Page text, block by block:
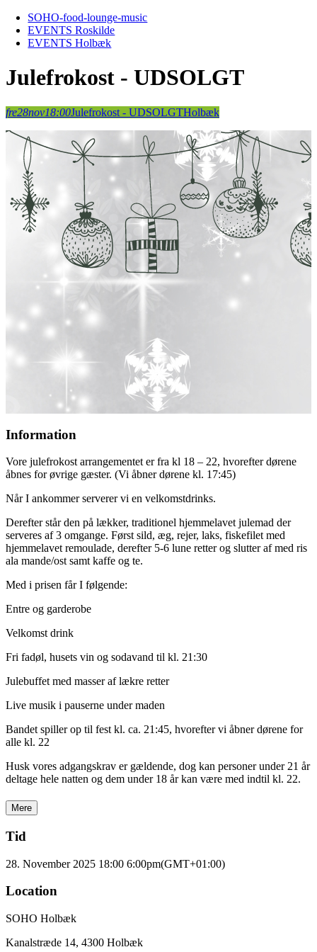
Skip
content
SOHO-food-lounge-music
EVENTS Roskilde
EVENTS Holbæk
Julefrokost - UDSOLGT
fre28nov18:00Julefrokost - UDSOLGTHolbæk
Information
Vore julefrokost arrangementet er fra kl 18 – 22, hvorefter dørene
åbnes for øvrige gæster. (Vi åbner dørene kl. 17:45)
Når I ankommer serverer vi en velkomstdrinks.
Derefter står den på lækker, traditionel hjemmelavet julemad der
serveres af 3 omgange. Først sild, æg, rejer, laks, fiskefilet med
hjemmelavet remoulade, derefter 5-6 lune retter og slutter af med ris
ala mande/ost samt kaffe og te.
Med i prisen får I følgende:
Entre og garderobe
Velkomst drink
Fri fadøl, husets vin og sodavand til kl. 21:30
Julebuffet med masser af lækre retter
Live musik i pauserne under maden
Bandet spiller op til fest kl. ca. 21:45, hvorefter vi åbner dørene for
alle kl. 22
Husk vores adgangskrav er gældende, dog kan personer under 21 år
deltage hele natten og dem under 18 år kan være med indtil kl. 22.
Mere
Tid
28. November 2025 18:00 6:00pm(GMT+01:00)
Location
SOHO Holbæk
Kanalstræde 14, 4300 Holbæk